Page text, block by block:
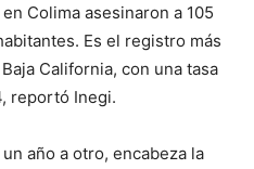
Colima asesinaron a 105
Es el registro más
California, con una tasa
reportó Inegi.
año a otro, encabeza la